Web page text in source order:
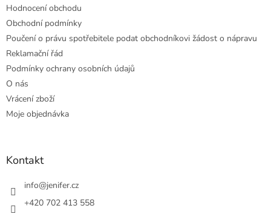
Hodnocení obchodu
Obchodní podmínky
Poučení o právu spotřebitele podat obchodníkovi žádost o nápravu
Reklamační řád
Podmínky ochrany osobních údajů
O nás
Vrácení zboží
Moje objednávka
Kontakt
info@jenifer.cz
+420 702 413 558